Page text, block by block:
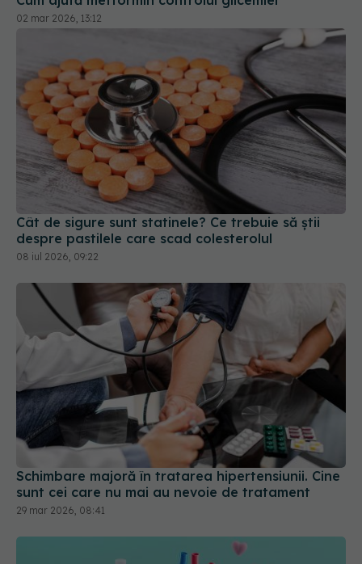
Cât de sigure sunt statinele? Ce trebuie să știi
despre pastilele care scad colesterolul
08 iul 2026, 09:22
Schimbare majoră în tratarea hipertensiunii. Cine
sunt cei care nu mai au nevoie de tratament
29 mar 2026, 08:41